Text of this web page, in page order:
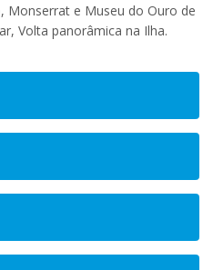
Monserrat e Museu do Ouro de
Volta panorâmica na Ilha.